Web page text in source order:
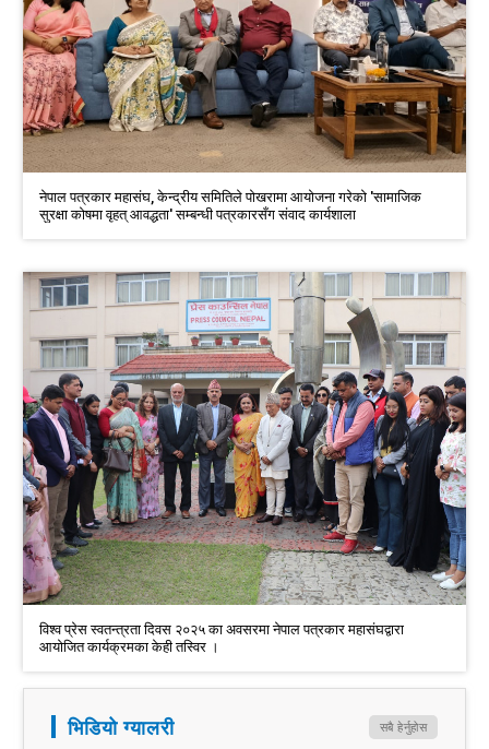
नेपाल पत्रकार महासंघ, केन्द्रीय समितिले पोखरामा आयोजना गरेको 'सामाजिक
सुरक्षा कोषमा वृहत् आवद्धता' सम्बन्धी पत्रकारसँग संवाद कार्यशाला
विश्व प्रेस स्वतन्त्रता दिवस २०२५ का अवसरमा नेपाल पत्रकार महासंघद्वारा
आयोजित कार्यक्रमका केही तस्विर ।
भिडियो ग्यालरी सबै हेर्नुहोस